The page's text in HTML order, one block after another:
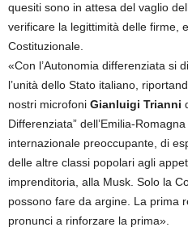
quesiti sono in attesa del vaglio
verificare la legittimità delle firme,
Costituzionale.
«Con l’Autonomia differenziata si
l’unità dello Stato italiano,
nostri microfoni Gianluigi Trianni
Differenziata” dell’Emilia-
internazionale preoccupante, di
delle altre classi popolari agli
imprenditoria, alla Musk. Solo la
possono fare da argine. La prima
pronunci a rinforzare la prima».